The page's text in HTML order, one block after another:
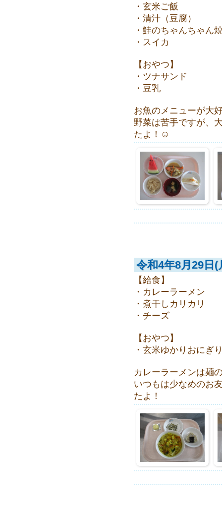
・玄米ご飯
・清汁（豆腐）
・鮭のちゃんちゃん
・スイカ
【おやつ】
・ツナサンド
・豆乳
お魚のメニューが大
野菜は苦手ですが、
たよ！☺
令和4年8月29日(
【給食】
・カレーラーメン
・煮干しカリカリ
・チーズ
【おやつ】
・玄米ゆかりおにぎ
カレーラーメンは麺
いつもは少なめのお
たよ！